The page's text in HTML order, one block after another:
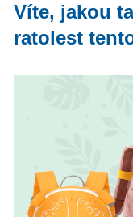
Víte, jakou
ratolest